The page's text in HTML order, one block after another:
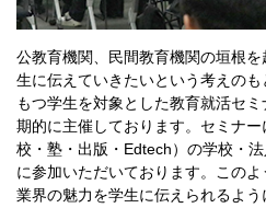
公教育機関、民間教育機関の垣根
生に伝えていきたいという考えの
もつ学生を対象とした教育就活セ
期的に主催しております。セミナ
校・塾・出版・Edtech）の学校・
に参加いただいております。この
業界の魅力を学生に伝えられるよ